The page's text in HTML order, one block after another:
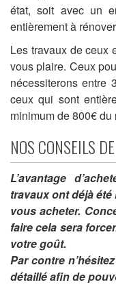
état, soit avec un
entièrement à
Les travaux de ceux
vous plaire. Ceux
nécessiterons entre
ceux qui sont
minimum de 800€ du
NOS CONSEILS
L’avantage
travaux ont déjà
vous acheter.
faire cela sera
votre goût.
Par contre
détaillé afin de